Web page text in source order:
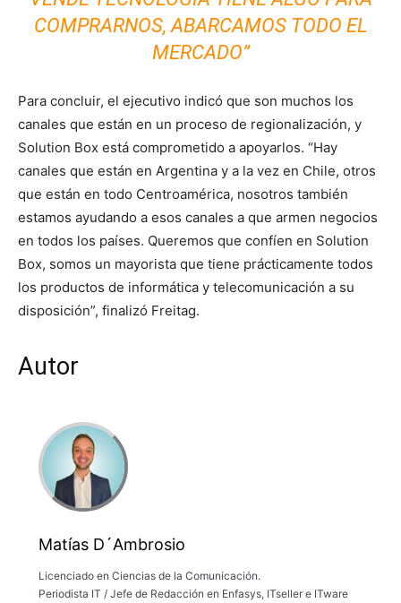
COMPRARNOS, ABARCAMOS TODO EL
MERCADO”
Para concluir, el ejecutivo indicó que son muchos los
canales que están en un proceso de regionalización, y
Solution Box está comprometido a apoyarlos. “Hay
canales que están en Argentina y a la vez en Chile, otros
que están en todo Centroamérica, nosotros también
estamos ayudando a esos canales a que armen negocios
en todos los países. Queremos que confíen en Solution
Box, somos un mayorista que tiene prácticamente todos
los productos de informática y telecomunicación a su
disposición”, finalizó Freitag.
Autor
Matías D´Ambrosio
Licenciado en Ciencias de la Comunicación.
Periodista IT / Jefe de Redacción en Enfasys, ITseller e ITware